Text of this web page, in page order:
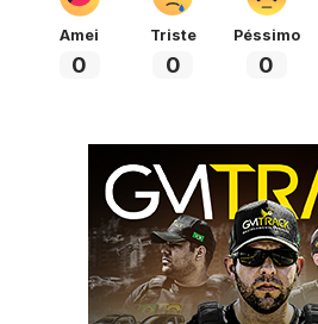
Amei
0
Triste
0
Péssimo
0